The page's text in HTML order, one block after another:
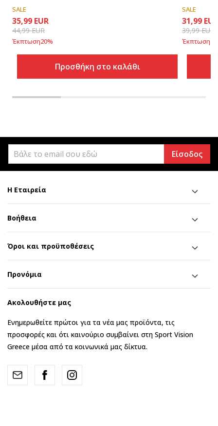
SALE
35,99 EUR
44,99EUR
Έκπτωση20%
Προσθήκη στο καλάθι
SALE
31,99 EUR
39,99EUR
Έκπτωση
Είσοδος
Η Εταιρεία
Βοήθεια
Όροι και προϋποθέσεις
Προνόμια
Ακολουθήστε μας
Ενημερωθείτε πρώτοι για τα νέα μας προϊόντα, τις
προσφορές και ότι καινούριο συμβαίνει στη Sport Vision
Greece μέσα από τα κοινωνικά μας δίκτυα.